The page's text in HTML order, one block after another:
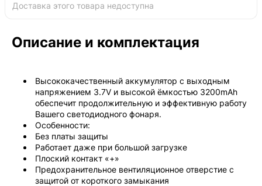
Доставка этого товара недоступна
Описание и комплектация
Высококачественный аккумулятор с выходным
напряжением 3.7V и высокой ёмкостью 3200mAh
обеспечит продолжительную и эффективную работу
Вашего светодиодного фонаря.
Особенности:
Без платы защиты
Работает даже при большой загрузке
Плоский контакт «+»
Предохранительное вентиляционное отверстие с
защитой от короткого замыкания